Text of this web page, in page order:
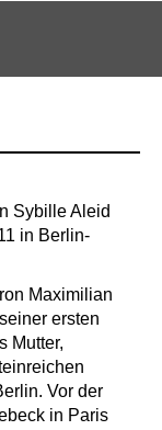
Sybille Aleid
in Berlin-
Maximilian
ersten
Mutter,
Vor der
in Paris